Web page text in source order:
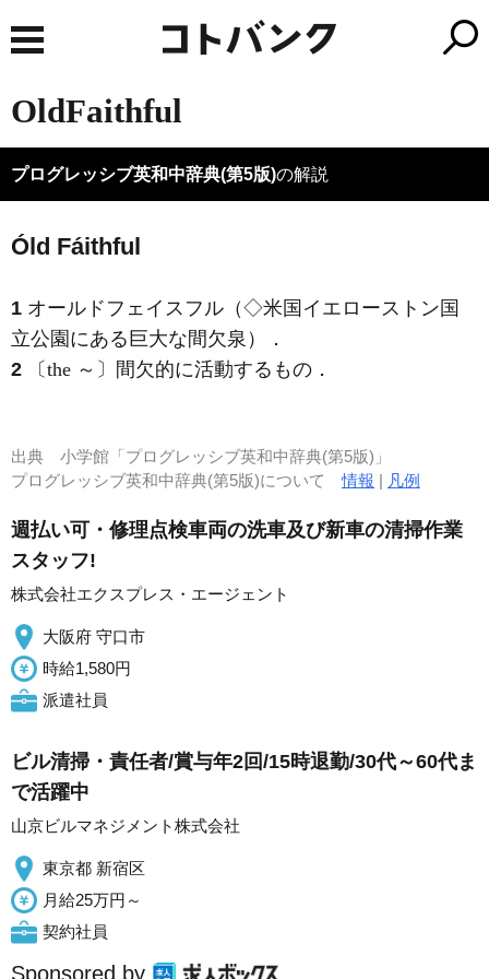
OldFaithful
プログレッシブ英和中辞典(第5版)の解説
Óld Fáithful
1 オールドフェイスフル（◇米国イエローストン国
立公園にある巨大な間欠泉）
．
2 〔the ～〕間欠的に活動するもの ．
出典 小学館「プログレッシブ英和中辞典(第5版)」
プログレッシブ英和中辞典(第5版)について情報 | 凡例
週払い可・修理点検車両の洗車及び新車の清掃作業
スタッフ!
株式会社エクスプレス・エージェント
大阪府 守口市
時給1,580円
派遣社員
ビル清掃・責任者/賞与年2回/15時退勤/30代～60代ま
で活躍中
山京ビルマネジメント株式会社
東京都 新宿区
月給25万円～
契約社員
Sponsored by